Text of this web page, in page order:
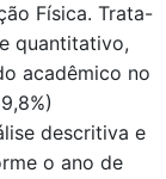
Física. Trata-
quantitativo,
acadêmico no
descritiva e
o ano de